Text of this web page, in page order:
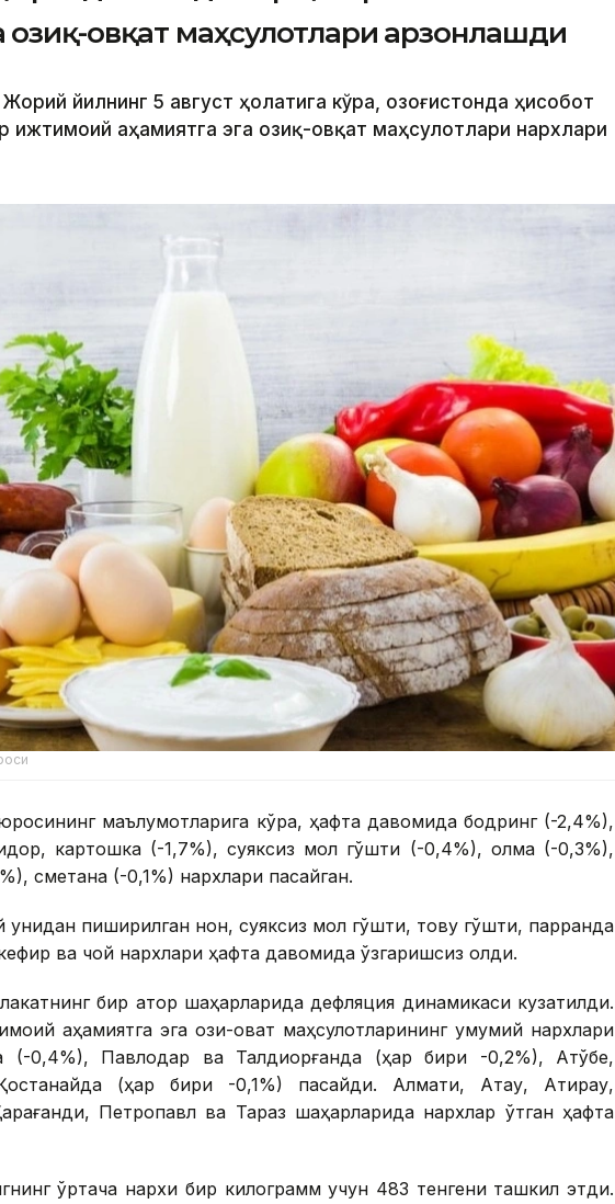
озиқ-овқат маҳсулотлари арзонлашди
йилнинг 5 август ҳолатига кўра, Қозоғистонда ҳисобот
ижтимоий аҳамиятга эга озиқ-овқат маҳсулотлари нархлари
маълумотларига кўра, ҳафта давомида бодринг (-2,4%),
картошка (-1,7%), суяксиз мол гўшти (-0,4%), олма (-0,3%),
сметана (-0,1%) нархлари пасайган.
унидан пиширилган нон, суяксиз мол гўшти, товуқ гўшти, парранда
ва чой нархлари ҳафта давомида ўзгаришсиз қолди.
бир қатор шаҳарларида дефляция динамикаси кузатилди.
аҳамиятга эга озиқ-овқат маҳсулотларининг умумий нархлари
(-0,4%), Павлодар ва Талдиқорғанда (ҳар бири -0,2%), Ақтўбе,
(ҳар бири -0,1%) пасайди. Алмати, Ақтау, Атирау,
Петропавл ва Тараз шаҳарларида нархлар ўтган ҳафта
ўртача нархи бир килограмм учун 483 тенгени ташкил этди.